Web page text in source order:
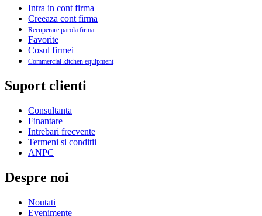
Intra in cont firma
Creeaza cont firma
Recuperare parola firma
Favorite
Cosul firmei
Commercial kitchen equipment
Suport clienti
Consultanta
Finantare
Intrebari frecvente
Termeni si conditii
ANPC
Despre noi
Noutati
Evenimente